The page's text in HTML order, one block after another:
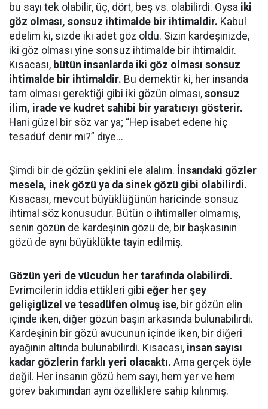
bu sayı tek olabilir, üç, dört, beş vs. olabilirdi. Oysa iki
göz olması, sonsuz ihtimalde bir ihtimaldir. Kabul
edelim ki, sizde iki adet göz oldu. Sizin kardeşinizde,
iki göz olması yine sonsuz ihtimalde bir ihtimaldir.
Kısacası, bütün insanlarda iki göz olması sonsuz
ihtimalde bir ihtimaldir. Bu demektir ki, her insanda
tam olması gerektiği gibi iki gözün olması, sonsuz
ilim, irade ve kudret sahibi bir yaratıcıyı gösterir.
Hani güzel bir söz var ya; “Hep isabet edene hiç
tesadüf denir mi?” diye...
Şimdi bir de gözün şeklini ele alalım. İnsandaki gözler
mesela, inek gözü ya da sinek gözü gibi olabilirdi.
Kısacası, mevcut büyüklüğünün haricinde sonsuz
ihtimal söz konusudur. Bütün o ihtimaller olmamış,
senin gözün de kardeşinin gözü de, bir başkasının
gözü de aynı büyüklükte tayin edilmiş.
Gözün yeri de vücudun her tarafında olabilirdi.
Evrimcilerin iddia ettikleri gibi eğer her şey
gelişigüzel ve tesadüfen olmuş ise, bir gözün elin
içinde iken, diğer gözün başın arkasında bulunabilirdi.
Kardeşinin bir gözü avucunun içinde iken, bir diğeri
ayağının altında bulunabilirdi. Kısacası, insan sayısı
kadar gözlerin farklı yeri olacaktı. Ama gerçek öyle
değil. Her insanın gözü hem sayı, hem yer ve hem
görev bakımından aynı özelliklere sahip kılınmış.